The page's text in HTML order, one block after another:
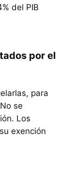
del PIB
por el
para
se
Los
exención